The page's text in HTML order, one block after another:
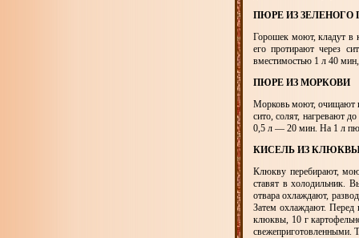
ПЮРЕ ИЗ ЗЕЛЕНОГО
Горошек моют, кладут в
его протирают через
вместимостью 1 л 40
ПЮРЕ ИЗ МОРКОВИ
Морковь моют, очищают
сито, солят, нагревают
0,5 л — 20 мин. На 1 л
КИСЕЛЬ ИЗ
Клюкву перебирают,
ставят в холодильник.
отвара охлаждают,
Затем охлаждают. Перед
клюквы, 10 г
свежеприготовленными.